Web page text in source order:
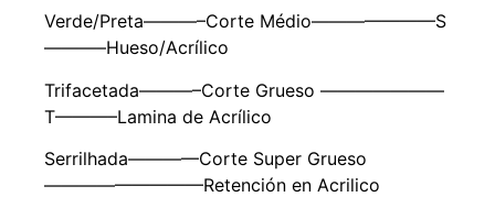
Verde/Preta———–Corte Médio———————S
———–Hueso/Acrílico
Trifacetada———–Corte Grueso ———————
T———–Lamina de Acrílico
Serrilhada————Corte Super Grueso
—————————Retención en Acrilico